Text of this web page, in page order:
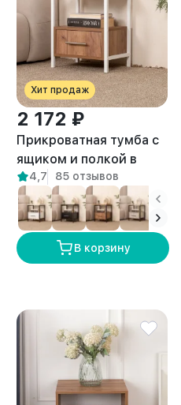
Хит продаж
2 172 ₽
Прикроватная тумба с
ящиком и полкой в
стиле лофт Томо
белый/амаретто
4,7 85 отзывов
В корзину